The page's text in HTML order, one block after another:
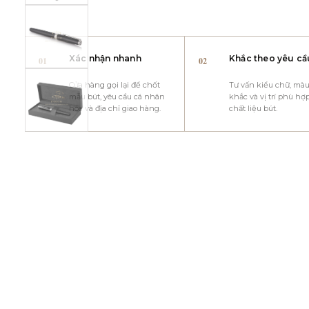
01 Xác nhận nhanh
Cửa hàng gọi lại để chốt
mẫu bút, yêu cầu cá nhân
hóa và địa chỉ giao hàng.
02 Khắc theo yêu
Tư vấn kiểu chữ, màu
khắc và vị trí phù
chất liệu bút.